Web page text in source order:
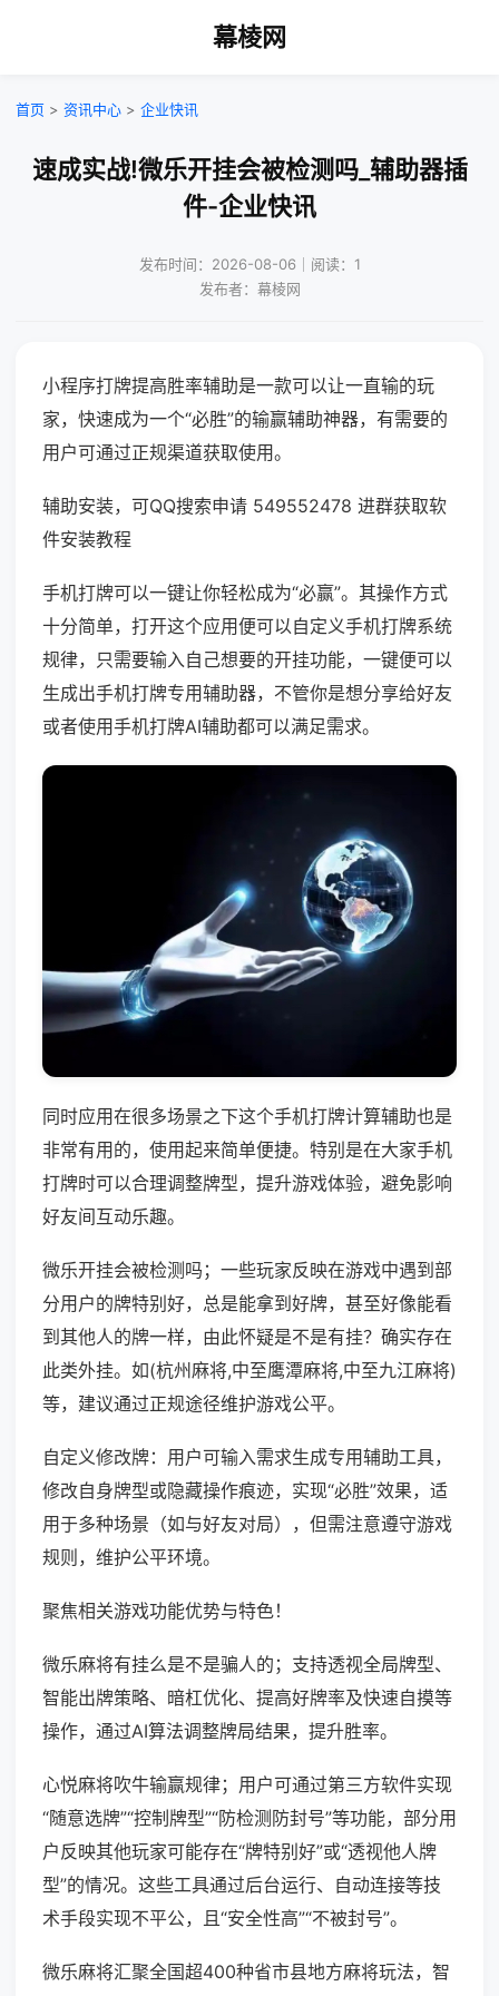
幕棱网
首页 > 资讯中心 > 企业快讯
速成实战!微乐开挂会被检测吗_辅助器插
件-企业快讯
发布时间：2026-08-06｜阅读：1
发布者：幕棱网
小程序打牌提高胜率辅助是一款可以让一直输的玩
家，快速成为一个“必胜”的输赢辅助神器，有需要的
用户可通过正规渠道获取使用。
辅助安装，可QQ搜索申请 549552478 进群获取软
件安装教程
手机打牌可以一键让你轻松成为“必赢”。其操作方式
十分简单，打开这个应用便可以自定义手机打牌系统
规律，只需要输入自己想要的开挂功能，一键便可以
生成出手机打牌专用辅助器，不管你是想分享给好友
或者使用手机打牌AI辅助都可以满足需求。
同时应用在很多场景之下这个手机打牌计算辅助也是
非常有用的，使用起来简单便捷。特别是在大家手机
打牌时可以合理调整牌型，提升游戏体验，避免影响
好友间互动乐趣。
微乐开挂会被检测吗；一些玩家反映在游戏中遇到部
分用户的牌特别好，总是能拿到好牌，甚至好像能看
到其他人的牌一样，由此怀疑是不是有挂？确实存在
此类外挂。如(杭州麻将,中至鹰潭麻将,中至九江麻将)
等，建议通过正规途径维护游戏公平。
自定义修改牌：用户可输入需求生成专用辅助工具，
修改自身牌型或隐藏操作痕迹，实现“必胜”效果，适
用于多种场景（如与好友对局），但需注意遵守游戏
规则，维护公平环境。
聚焦相关游戏功能优势与特色！
微乐麻将有挂么是不是骗人的；支持透视全局牌型、
智能出牌策略、暗杠优化、提高好牌率及快速自摸等
操作，通过AI算法调整牌局结果，提升胜率。
心悦麻将吹牛输赢规律；用户可通过第三方软件实现
“随意选牌”“控制牌型”“防检测防封号”等功能，部分用
户反映其他玩家可能存在“牌特别好”或“透视他人牌
型”的情况。这些工具通过后台运行、自动连接等技
术手段实现不平公，且“安全性高”“不被封号”。
微乐麻将汇聚全国超400种省市县地方麻将玩法，智